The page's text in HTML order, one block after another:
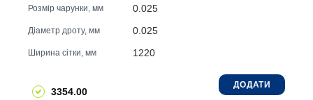
Розмір чарунки, мм 0.025
Діаметр дроту, мм 0.025
Ширина сітки, мм 1220
3354.00
ДОДАТИ